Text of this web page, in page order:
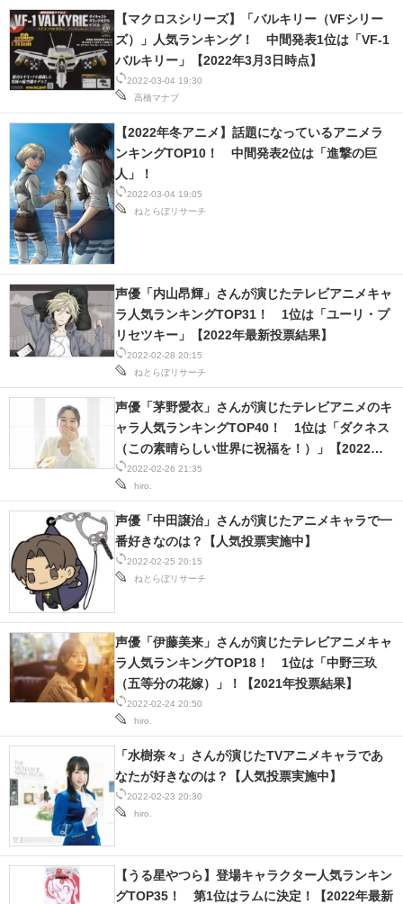
2022-03-04 19:30
高橋マナブ
【マクロスシリーズ】「バルキリー（VFシリー
ズ）」人気ランキング！ 中間発表1位は「VF-1
バルキリー」【2022年3月3日時点】
2022-03-04 19:05
ねとらぼリサーチ
【2022年冬アニメ】話題になっているアニメラ
ンキングTOP10！ 中間発表2位は「進撃の巨
人」！
2022-02-28 20:15
ねとらぼリサーチ
声優「内山昂輝」さんが演じたテレビアニメキャ
ラ人気ランキングTOP31！ 1位は「ユーリ・プ
リセツキー」【2022年最新投票結果】
2022-02-26 21:35
hiro.
声優「茅野愛衣」さんが演じたテレビアニメのキ
ャラ人気ランキングTOP40！ 1位は「ダクネス
（この素晴らしい世界に祝福を！）」【2022年
最新投票結果】
2022-02-25 20:15
ねとらぼリサーチ
声優「中田譲治」さんが演じたアニメキャラで一
番好きなのは？【人気投票実施中】
2022-02-24 20:50
hiro.
声優「伊藤美来」さんが演じたテレビアニメキャ
ラ人気ランキングTOP18！ 1位は「中野三玖
（五等分の花嫁）」！【2021年投票結果】
2022-02-23 20:30
hiro.
「水樹奈々」さんが演じたTVアニメキャラであ
なたが好きなのは？【人気投票実施中】
【うる星やつら】登場キャラクター人気ランキン
グTOP35！ 第1位はラムに決定！【2022年最新